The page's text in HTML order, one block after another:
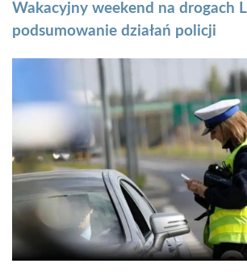
Wakacyjny weekend na drogach
podsumowanie działań policji